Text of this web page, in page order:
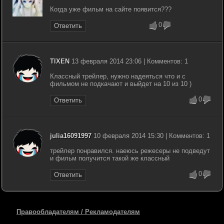
Когда уже фильм на сайте появится???
Ответить 0
TIXEN 13 февраля 2014 23:06 | Комментов: 1
Классный трейлер, нужно надеяться что и с
фильмом не подкачают и выйдет на 10 из 10 )
Ответить 0
julia1609199710 февраля 2014 15:30 | Комментов: 1
трейлер понравился. наеюсь режесеры не подведут
и фильм получится такой же классный
Ответить 0
Правообладателям / Рекламодателям